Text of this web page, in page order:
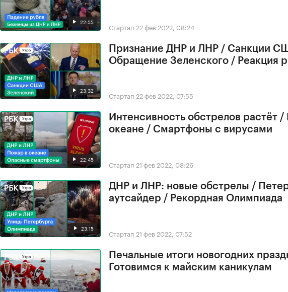
22:55 Стартап 22 фев 2022, 08:24
23:32
Признание ДНР и ЛНР / Санкции
Обращение Зеленского / Реакция
Стартап 22 фев 2022, 07:55
22:45
Интенсивность обстрелов растёт
океане / Смартфоны с вирусами
Стартап 21 фев 2022, 08:26
23:15
ДНР и ЛНР: новые обстрелы /
аутсайдер / Рекордная Олимпиада
Стартап 21 фев 2022, 07:52
Печальные итоги новогодних
Готовимся к майским каникулам